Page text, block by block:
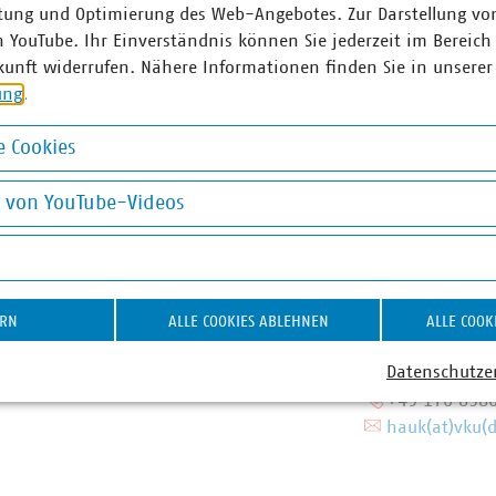
Anschlüsse für Antennen an ihr Glasfasernetz anbieten.
am Laufen – denn nichts geschieht, wenn es nicht vor Ort
Unsere Positionen:
Wasser/Abwasser
Energie
+49 30
+49 170
und Optimierung des Web-Angebotes. Zur Darstellung
YouTube. Ihr Einverständnis können Sie jederzeit im
widerrufen. Nähere Informationen finden Sie in unserer
.
Cookies
von YouTube-Videos
YouTube-Videos
ALLE COOKIES ABLEHNEN ALLE